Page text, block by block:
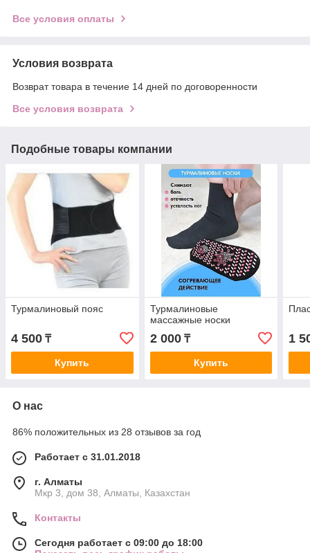
Все условия оплаты
Условия возврата
Возврат товара в течение 14 дней по договоренности
Все условия возврата
Подобные товары компании
Турмалиновый пояс
4 500 ₸
Купить
Турмалиновые
массажные носки
2 000₸
Купить
1
О нас
86% положительных из 28 отзывов за год
Работает с 31.01.2018
г. Алматы
Мкр 3, дом 38, Алматы, Казахстан
Контакты
Сегодня работает с 09:00 до 18:00